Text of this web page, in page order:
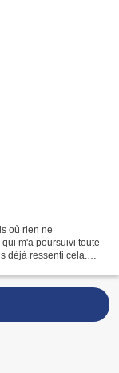
où rien ne
m'a poursuivi toute
déjà ressenti cela.